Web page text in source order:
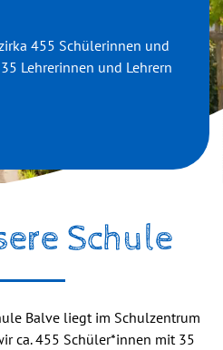
455 Schülerinnen und
Lehrerinnen und Lehrern
Schule
Balve liegt im Schulzentrum
ca. 455 Schüler*innen mit 35